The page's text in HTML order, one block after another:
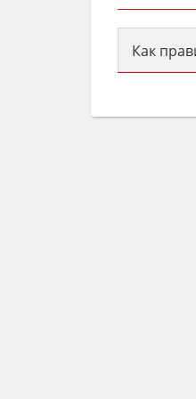
Как
семьи,